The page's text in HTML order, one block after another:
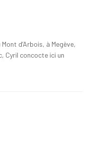
d’Arbois, à Megève,
Cyril concocte ici un